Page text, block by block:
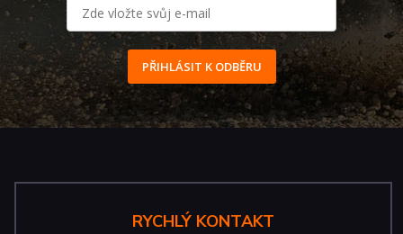
PŘIHLÁSIT K ODBĚRU
RYCHLÝ KONTAKT